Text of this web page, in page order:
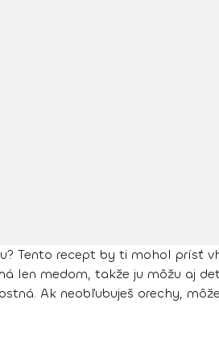
Tento recept by ti mohol prísť
len medom, takže ju môžu aj
Ak neobľubuješ orechy,